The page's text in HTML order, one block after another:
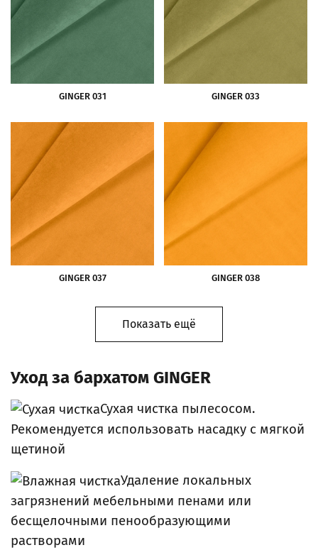
GINGER 031 GINGER 033
GINGER 037 GINGER 038
Показать ещё
Уход за бархатом GINGER
Сухая чистка пылесосом.
Рекомендуется использовать насадку с мягкой
щетиной
Удаление локальных
загрязнений мебельными пенами или
бесщелочными пенообразующими
растворами